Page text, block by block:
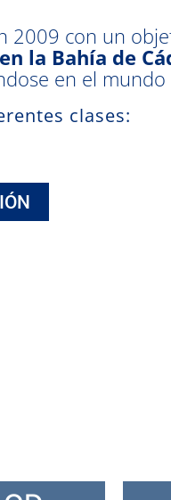
2009 con un
la Bahía de
en el
clases: